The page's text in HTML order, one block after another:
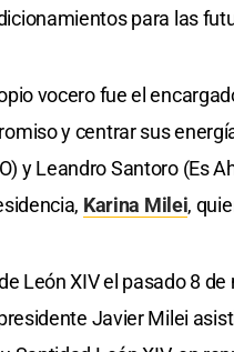
para las
vocero fue el
y centrar sus
y Leandro Santoro (Es
Karina Milei,
León XIV el pasado 8
Javier Milei